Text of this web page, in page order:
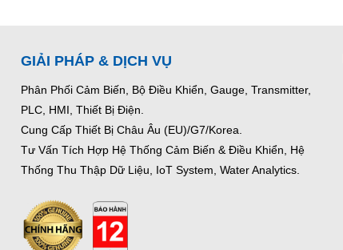
GIẢI PHÁP & DỊCH VỤ
Phân Phối Cảm Biến, Bộ Điều Khiển, Gauge, Transmitter,
PLC, HMI, Thiết Bị Điện.
Cung Cấp Thiết Bị Châu Âu (EU)/G7/Korea.
Tư Vấn Tích Hợp Hệ Thống Cảm Biến & Điều Khiển, Hệ
Thống Thu Thập Dữ Liệu, IoT System, Water Analytics.